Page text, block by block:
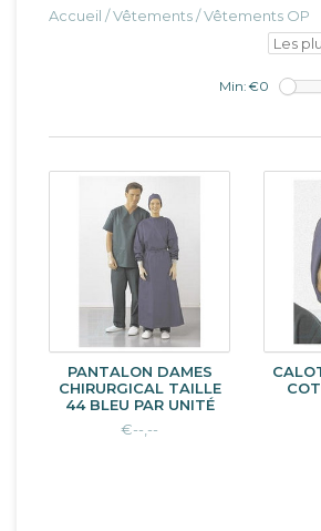
Accueil /Vêtements/Vêtements OP
Min: €0
PANTALON DAMES
CHIRURGICAL TAILLE
44 BLEU PAR UNITÉ
€--,--